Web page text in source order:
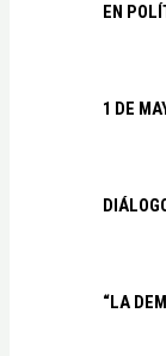
EN
1 DE
“LA